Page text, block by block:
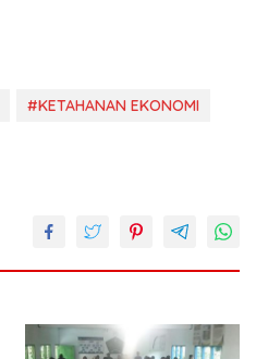
#KETAHANAN EKONOMI